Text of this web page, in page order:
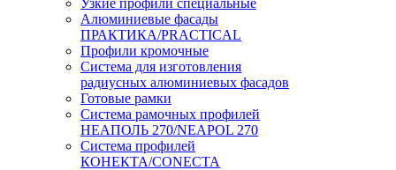
Узкие профили специальные
Алюминиевые фасады
ПРАКТИКА/PRACTICAL
Профили кромочные
Система для изготовления
радиусных алюминиевых фасадов
Готовые рамки
Система рамочных профилей
НЕАПОЛЬ 270/NEAPOL 270
Система профилей
КОНЕКТА/CONECTA